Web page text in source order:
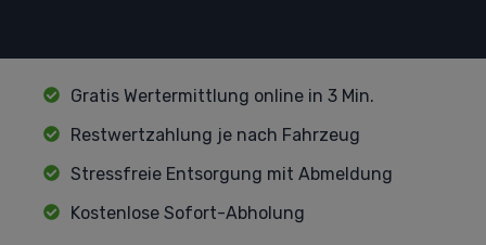
Gratis Wertermittlung online in 3 Min.
Restwertzahlung je nach Fahrzeug
Stressfreie Entsorgung mit Abmeldung
Kostenlose Sofort-Abholung